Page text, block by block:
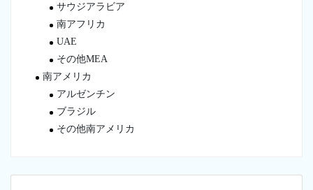
サウジアラビア
南アフリカ
UAE
その他MEA
南アメリカ
アルゼンチン
ブラジル
その他南アメリカ